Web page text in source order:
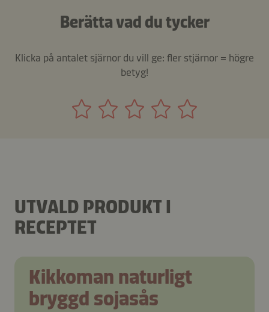
Berätta vad du tycker
Klicka på antalet sjärnor du vill ge: fler stjärnor = högre
betyg!
UTVALD PRODUKT I
RECEPTET
Kikkoman naturligt
bryggd sojasås